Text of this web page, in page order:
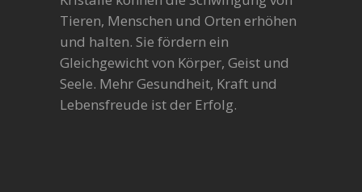
Tieren, Menschen und Orten erhöhen
und halten. Sie fördern ein
Gleichgewicht von Körper, Geist und
Seele. Mehr Gesundheit, Kraft und
Lebensfreude ist der Erfolg.